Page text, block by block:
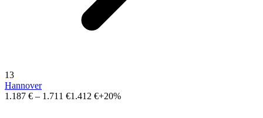
13
Hannover
1.187 € – 1.711 €1.412 €+20%